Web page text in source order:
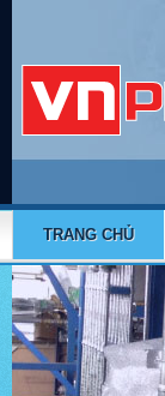
TRANG CHỦ